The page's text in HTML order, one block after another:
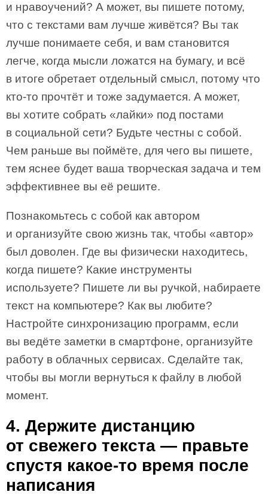
и нравоучений? А может, вы пишете потому,
что с текстами вам лучше живётся? Вы так
лучше понимаете себя, и вам становится
легче, когда мысли ложатся на бумагу, и всё
в итоге обретает отдельный смысл, потому что
кто-то прочтёт и тоже задумается. А может,
вы хотите собрать «лайки» под постами
в социальной сети? Будьте честны с собой.
Чем раньше вы поймёте, для чего вы пишете,
тем яснее будет ваша творческая задача и тем
эффективнее вы её решите.
Познакомьтесь с собой как автором
и организуйте свою жизнь так, чтобы «автор»
был доволен. Где вы физически находитесь,
когда пишете? Какие инструменты
используете? Пишете ли вы ручкой, набираете
текст на компьютере? Как вы любите?
Настройте синхронизацию программ, если
вы ведёте заметки в смартфоне, организуйте
работу в облачных сервисах. Сделайте так,
чтобы вы могли вернуться к файлу в любой
момент.
4. Держите дистанцию
от свежего текста — правьте
спустя какое-то время после
написания